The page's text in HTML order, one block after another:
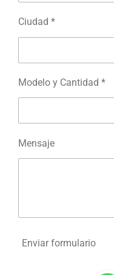
Ciudad *
Modelo y Cantidad *
Mensaje
Enviar formulario